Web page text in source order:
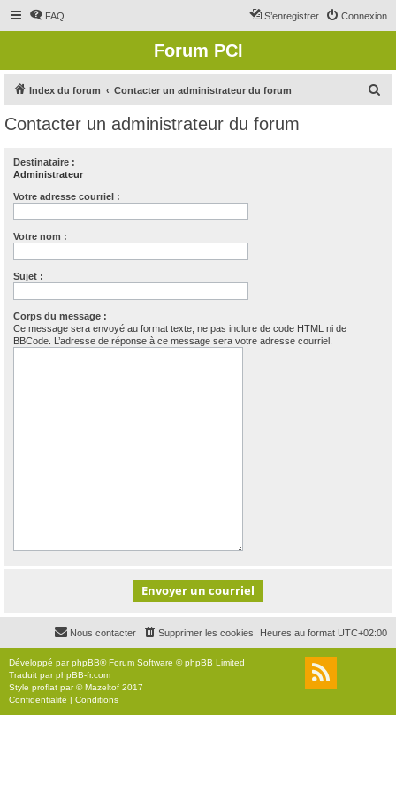
FAQ Connexion
S’enregistrer
Forum PCI
Index du forum Contacter un administrateur du forum
Contacter un administrateur du forum
Destinataire :
Administrateur
Votre adresse courriel :
Votre nom :
Sujet :
Corps du message :
Ce message sera envoyé au format texte, ne pas inclure de code HTML ni de
BBCode. L’adresse de réponse à ce message sera votre adresse courriel.
Heures au format UTC+02:00
Supprimer les cookies
Nous contacter
Développé parphpBB® Forum Software © phpBB Limited
Traduit parphpBB-fr.com
Style proflat par ©Mazeltof 2017
Confidentialité | Conditions